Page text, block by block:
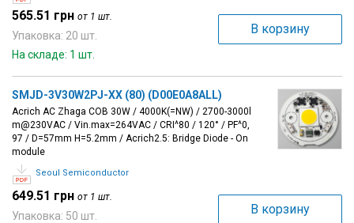
565.51 грн от 1 шт.
Упаковка: 20 шт.
На складе: 1 шт.
В корзину
SMJD-3V30W2PJ-XX (80) (D00E0A8ALL)
Acrich AC Zhaga COB 30W / 4000K(=NW) / 2700-3000l
m@230VAC / Vin.max=264VAC / CRI^80 / 120° / PF^0,
97 / D=57mm H=5.2mm / Acrich2.5: Bridge Diode - On
module
Seoul Semiconductor
649.51 грн от 1 шт.
Упаковка: 50 шт.
В корзину